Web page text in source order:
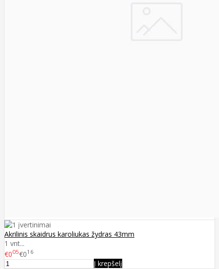
Akrilinis skaidrus karoliukas žydras 43mm
1 vnt...
€005€016
Į krepšelį